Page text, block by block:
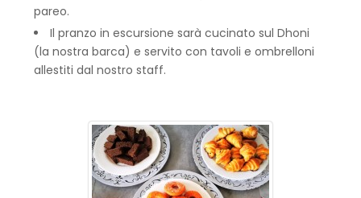
pareo.
Il pranzo in escursione sarà cucinato sul Dhoni
(la nostra barca) e servito con tavoli e ombrelloni
allestiti dal nostro staff.